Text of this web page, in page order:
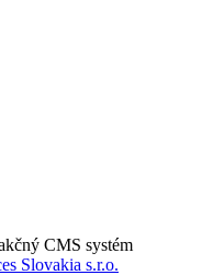
CMS systém
Slovakia s.r.o.